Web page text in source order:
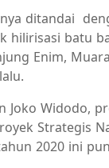
ditandai
hilirisasi batu
Enim,
Joko Widodo,
Strategis
2020 ini